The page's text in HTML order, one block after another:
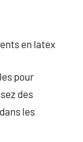
en latex
pour
des
les